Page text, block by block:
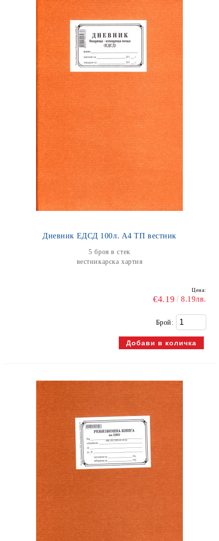
Дневник ЕДСД 100л. А4 ТП вестник
5 броя в стек
вестникарска хартия
Цена:
€4.19 8.19лв.
Брой: